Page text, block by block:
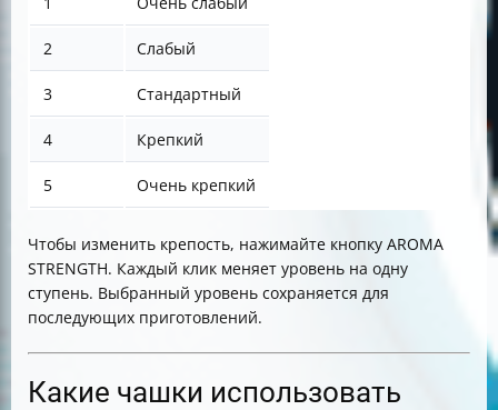
2 Слабый
3 Стандартный
4 Крепкий
5 Очень крепкий
Чтобы изменить крепость, нажимайте кнопку AROMA
STRENGTH. Каждый клик меняет уровень на одну
ступень. Выбранный уровень сохраняется для
последующих приготовлений.
Какие чашки использовать